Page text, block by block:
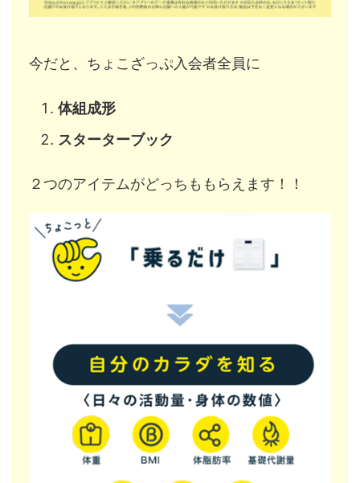
今だと、ちょこざっぷ入会者全員に
体組成形
スターターブック
２つのアイテムがどっちももらえます！！